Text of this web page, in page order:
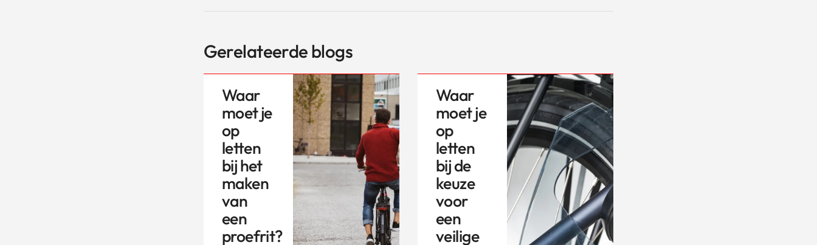
Gerelateerde blogs
Waar
moet je
op
letten
bij het
maken
van
een
proefrit?
Waar
moet je
op
letten
bij de
keuze
voor
een
veilige